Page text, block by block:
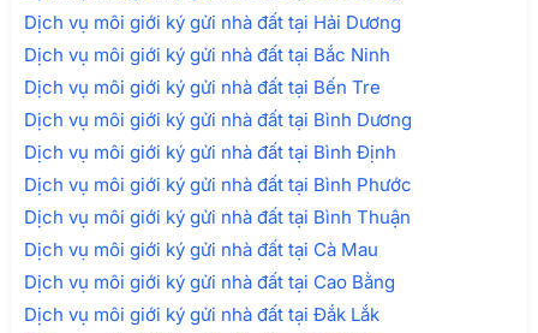
Dịch vụ môi giới ký gửi nhà đất tại Hải Dương
Dịch vụ môi giới ký gửi nhà đất tại Bắc Ninh
Dịch vụ môi giới ký gửi nhà đất tại Bến Tre
Dịch vụ môi giới ký gửi nhà đất tại Bình Dương
Dịch vụ môi giới ký gửi nhà đất tại Bình Định
Dịch vụ môi giới ký gửi nhà đất tại Bình Phước
Dịch vụ môi giới ký gửi nhà đất tại Bình Thuận
Dịch vụ môi giới ký gửi nhà đất tại Cà Mau
Dịch vụ môi giới ký gửi nhà đất tại Cao Bằng
Dịch vụ môi giới ký gửi nhà đất tại Đắk Lắk